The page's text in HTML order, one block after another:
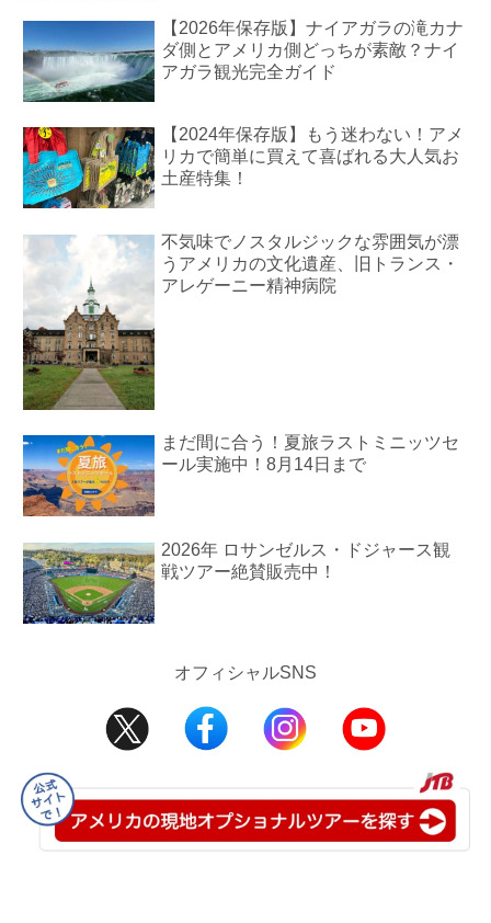
【2026年保存版】ナイアガラの滝カナ
ダ側とアメリカ側どっちが素敵？ナイ
アガラ観光完全ガイド
【2024年保存版】もう迷わない！アメ
リカで簡単に買えて喜ばれる大人気お
土産特集！
不気味でノスタルジックな雰囲気が漂
うアメリカの文化遺産、旧トランス・
アレゲーニー精神病院
まだ間に合う！夏旅ラストミニッツセ
ール実施中！8月14日まで
2026年 ロサンゼルス・ドジャース観
戦ツアー絶賛販売中！
オフィシャルSNS